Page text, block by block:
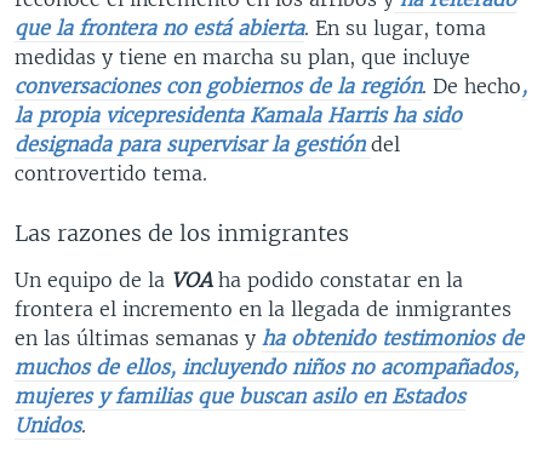
que la frontera no está abierta. En su lugar, toma
medidas y tiene en marcha su plan, que incluye
conversaciones con gobiernos de la región. De hecho,
la propia vicepresidenta Kamala Harris ha sido
designada para supervisar la gestión del
controvertido tema.
Las razones de los inmigrantes
Un equipo de la VOA ha podido constatar en la
frontera el incremento en la llegada de inmigrantes
en las últimas semanas y ha obtenido testimonios de
muchos de ellos, incluyendo niños no acompañados,
mujeres y familias que buscan asilo en Estados
Unidos.